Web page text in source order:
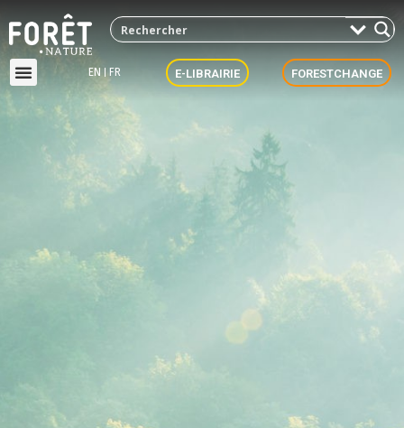
EN FR E-LIBRAIRIE FORESTCHANGE